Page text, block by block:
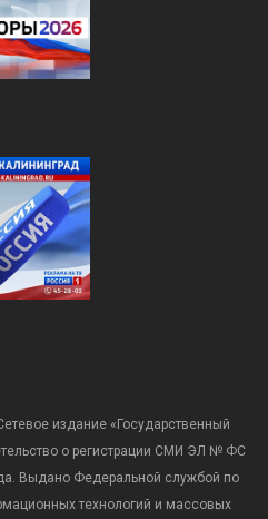
издание «Государственный
о регистрации СМИ ЭЛ № ФС
Выдано Федеральной службой по
технологий и массовых